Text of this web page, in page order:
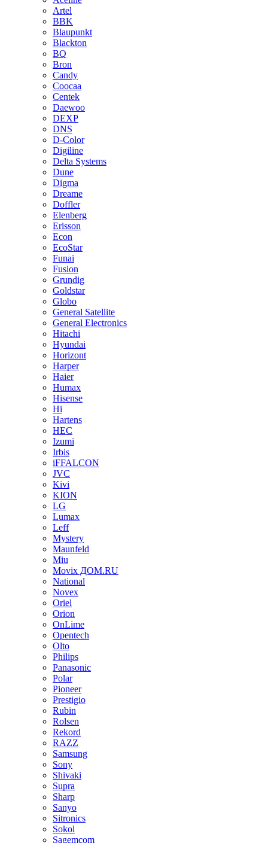
Artel
BBK
Blaupunkt
Blackton
BQ
Bron
Candy
Coocaa
Centek
Daewoo
DEXP
DNS
D-Color
Digiline
Delta Systems
Dune
Digma
Dreame
Doffler
Elenberg
Erisson
Econ
EcoStar
Funai
Fusion
Grundig
Goldstar
Globo
General Satellite
General Electronics
Hitachi
Hyundai
Horizont
Harper
Haier
Humax
Hisense
Hi
Hartens
HEC
Izumi
Irbis
iFFALCON
JVC
Kivi
KION
LG
Lumax
Leff
Mystery
Maunfeld
Miu
Movix ДОМ.RU
National
Novex
Oriel
Orion
OnLime
Opentech
Olto
Philips
Panasonic
Polar
Pioneer
Prestigio
Rubin
Rolsen
Rekord
RAZZ
Samsung
Sony
Shivaki
Supra
Sharp
Sanyo
Sitronics
Sokol
Sagemcom